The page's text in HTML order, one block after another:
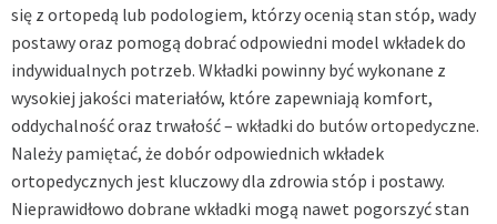
się z ortopedą lub podologiem, którzy ocenią stan stóp, wady
postawy oraz pomogą dobrać odpowiedni model wkładek do
indywidualnych potrzeb. Wkładki powinny być wykonane z
wysokiej jakości materiałów, które zapewniają komfort,
oddychalność oraz trwałość – wkładki do butów ortopedyczne.
Należy pamiętać, że dobór odpowiednich wkładek
ortopedycznych jest kluczowy dla zdrowia stóp i postawy.
Nieprawidłowo dobrane wkładki mogą nawet pogorszyć stan